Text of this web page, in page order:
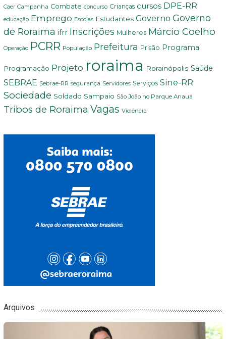
Caer Campanha Combate concurso Crianças cursos DPE-RR
educação Emprego Escolas Estudantes Governo Governo
de Roraima ifrr Inscrições Mulheres Márcio Coelho
Operação PCRR População Prefeitura Prisão Programa
Programação Projeto roraima Rorainópolis Saúde
SEBRAE Sebrae-RR segurança Servidores Serviços Sine-RR
Sociedade Soldado Sampaio São João no Parque Anauá
Tribos de Roraima Vagas Violência
Arquivos